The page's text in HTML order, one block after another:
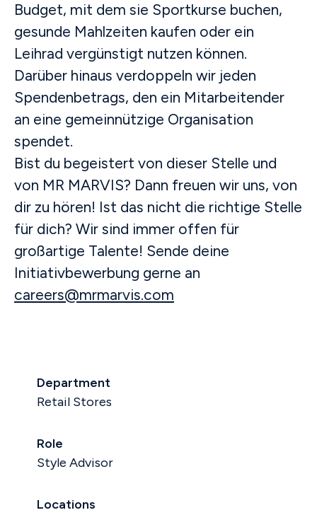
Budget, mit dem sie Sportkurse buchen,
gesunde Mahlzeiten kaufen oder ein
Leihrad vergünstigt nutzen können.
Darüber hinaus verdoppeln wir jeden
Spendenbetrags, den ein Mitarbeitender
an eine gemeinnützige Organisation
spendet.
Bist du begeistert von dieser Stelle und
von MR MARVIS? Dann freuen wir uns, von
dir zu hören! Ist das nicht die richtige Stelle
für dich? Wir sind immer offen für
großartige Talente! Sende deine
Initiativbewerbung gerne an
careers@mrmarvis.com
Department
Retail Stores
Role
Style Advisor
Locations